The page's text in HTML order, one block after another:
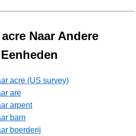
Naar Andere
acre (US survey)
are
arpent
barn
boerderij